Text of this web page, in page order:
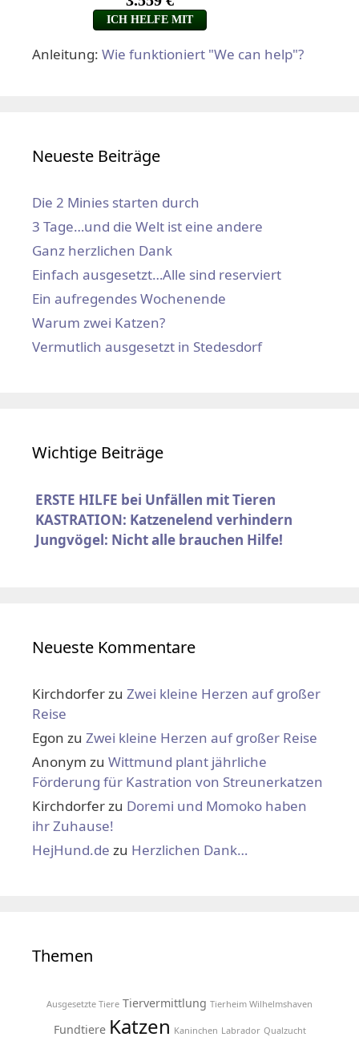
Anleitung: Wie funktioniert "We can help"?
Neueste Beiträge
Die 2 Minies starten durch
3 Tage…und die Welt ist eine andere
Ganz herzlichen Dank
Einfach ausgesetzt…Alle sind reserviert
Ein aufregendes Wochenende
Warum zwei Katzen?
Vermutlich ausgesetzt in Stedesdorf
Wichtige Beiträge
ERSTE HILFE bei Unfällen mit Tieren
KASTRATION: Katzenelend verhindern
Jungvögel: Nicht alle brauchen Hilfe!
Neueste Kommentare
Kirchdorferzu Zwei kleine Herzen auf großer
Reise
Egon zu Zwei kleine Herzen auf großer Reise
Anonym zu Wittmund plant jährliche
Förderung für Kastration von Streunerkatzen
Kirchdorferzu Doremi und Momoko haben
ihr Zuhause!
HejHund.de zu Herzlichen Dank…
Themen
Ausgesetzte Tiere Tiervermittlung Tierheim Wilhelmshaven
Fundtiere Katzen Kaninchen Labrador Qualzucht